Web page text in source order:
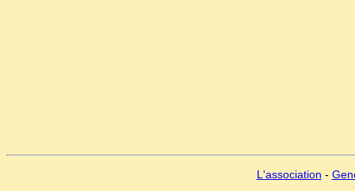
L'association -